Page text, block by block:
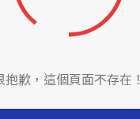
抱歉，這個頁面不存在！